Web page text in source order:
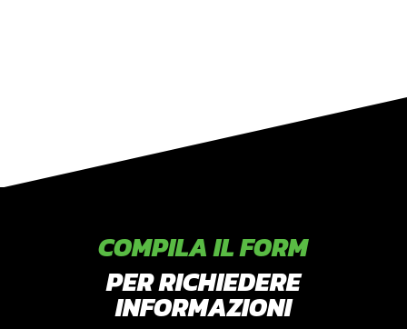
COMPILA IL FORM
PER RICHIEDERE
INFORMAZIONI